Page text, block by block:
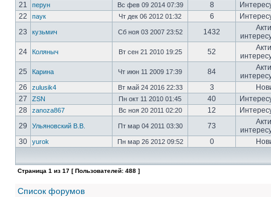
21
перун Вс фев 09 2014 07:39 8
22
паук Чт дек 06 2012 01:32 6
23
кузьмич Сб ноя 03 2007 23:52 1432
24
Коляныч Вт сен 21 2010 19:25 52
25
Карина Чт июн 11 2009 17:39 84
26
zulusik4 Вт май 24 2016 22:33 3
27
ZSN Пн окт 11 2010 01:45 40
28
zanoza867 Вс ноя 20 2011 02:20 12
29
Ульяновский В.В. Пт мар 04 2011 03:30 73
30
yurok Пн мар 26 2012 09:52 0
Страница 1 из 17 [ Пользователей: 488 ]
Список форумов